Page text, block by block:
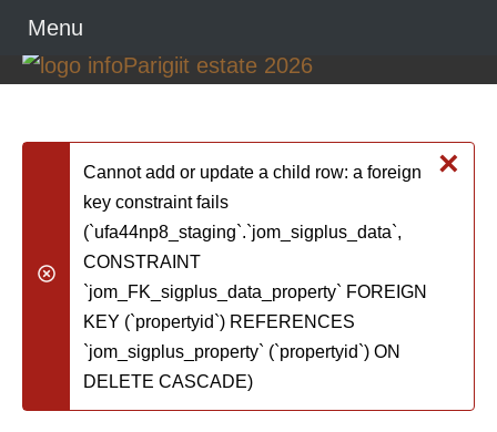
×
danger
Cannot add or update a child row: a foreign
key constraint fails
(`ufa44np8_staging`.`jom_sigplus_data`,
CONSTRAINT
`jom_FK_sigplus_data_property` FOREIGN
KEY (`propertyid`) REFERENCES
`jom_sigplus_property` (`propertyid`) ON
DELETE CASCADE)
Menu